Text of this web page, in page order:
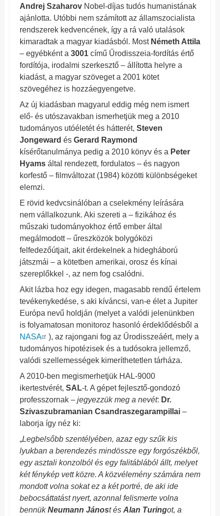
Andrej Szaharov Nobel-díjas tudós humanistának
ajánlotta. Utóbbi nem számított az államszocialista
rendszerek kedvencének, így a rá való utalások
kimaradtak a magyar kiadásból. Most Németh Attila
– egyébként a 3001 című Űrodisszeia-fordítás értő
fordítója, irodalmi szerkesztő – állította helyre a
kiadást, a magyar szöveget a 2001 kötet
szövegéhez is hozzáegyengetve.
Az új kiadásban magyarul eddig még nem ismert
elő- és utószavakban ismerhetjük meg a 2010
tudományos utóéletét és hátterét, Steven
Jongeward és Gerard Raymond
kísérőtanulmánya pedig a 2010 könyv és a Peter
Hyams által rendezett, fordulatos – és nagyon
korfestő – filmváltozat (1984) közötti különbségeket
elemzi.
E rövid kedvcsinálóban a cselekmény leírására
nem vállalkozunk. Aki szereti a – fizikához és
műszaki tudományokhoz értő ember által
megálmodott – űreszközök bolygóközi
felfedezőútjait, akit érdekelnek a hidegháború
játszmái – a kötetben amerikai, orosz és kínai
szereplőkkel -, az nem fog csalódni.
Akit lázba hoz egy idegen, magasabb rendű értelem
tevékenykedése, s aki kíváncsi, van-e élet a Jupiter
Európa nevű holdján (melyet a valódi jelenünkben
is folyamatosan monitoroz hasonló érdeklődésből a
NASA
), az rajongani fog az Űrodisszeáért, mely a
tudományos hipotézisek és a tudósokra jellemző,
valódi szellemességek kimeríthetetlen tárháza.
A 2010-ben megismerhetjük HAL-9000
ikertestvérét, SAL-t. A gépet fejlesztő-gondozó
professzornak – jegyezzük meg a nevét: Dr.
Szivaszubramanian Csandraszegarampillai –
laborja így néz ki:
„Legbelsőbb szentélyében, azaz egy szűk kis
lyukban a berendezés mindössze egy forgószékből,
egy asztali konzolból és egy falitáblából állt, melyet
két fénykép vett közre. A közvélemény számára nem
mondott volna sokat ez a két portré, de aki ide
bebocsáttatást nyert, azonnal felismerte volna
bennükNeumann Jánost és Alan Turingot, a